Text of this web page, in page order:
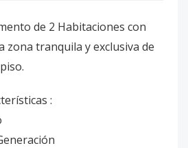
de 2 Habitaciones con
zona tranquila y exclusiva de
: